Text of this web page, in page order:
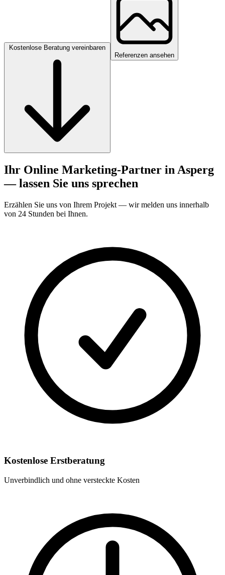
Referenzen ansehen
Ihr Online Marketing-Partner in Asperg
— lassen Sie uns sprechen
Erzählen Sie uns von Ihrem Projekt — wir melden uns innerhalb
von 24 Stunden bei Ihnen.
Kostenlose Erstberatung
Unverbindlich und ohne versteckte Kosten